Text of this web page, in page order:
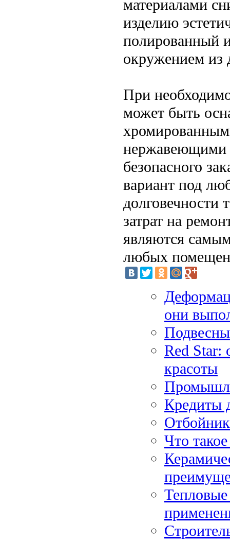
материалами
изделию
полированный
окружением из
При
может быть
нержавеющими
безопасного
вариант под
долговечности
затрат на
являются
любых
они
Red Star:
красоты
Кредиты
Что